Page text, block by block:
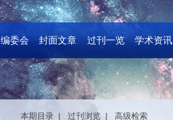
编委会 封面文章 过刊一览 学术资讯
本期目录 | 过刊浏览 | 高级检索